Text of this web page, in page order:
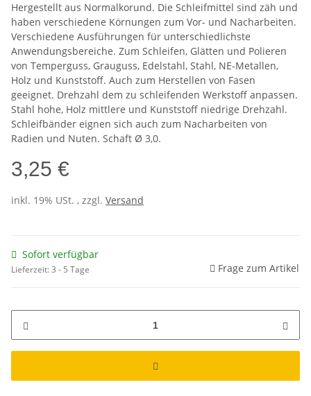
Hergestellt aus Normalkorund. Die Schleifmittel sind zäh und
haben verschiedene Körnungen zum Vor- und Nacharbeiten.
Verschiedene Ausführungen für unterschiedlichste
Anwendungsbereiche. Zum Schleifen, Glätten und Polieren
von Temperguss, Grauguss, Edelstahl, Stahl, NE-Metallen,
Holz und Kunststoff. Auch zum Herstellen von Fasen
geeignet. Drehzahl dem zu schleifenden Werkstoff anpassen.
Stahl hohe, Holz mittlere und Kunststoff niedrige Drehzahl.
Schleifbänder eignen sich auch zum Nacharbeiten von
Radien und Nuten. Schaft Ø 3,0.
3,25 €
inkl. 19% USt. , zzgl. Versand
Sofort verfügbar
Lieferzeit:3 - 5 Tage Frage zum Artikel